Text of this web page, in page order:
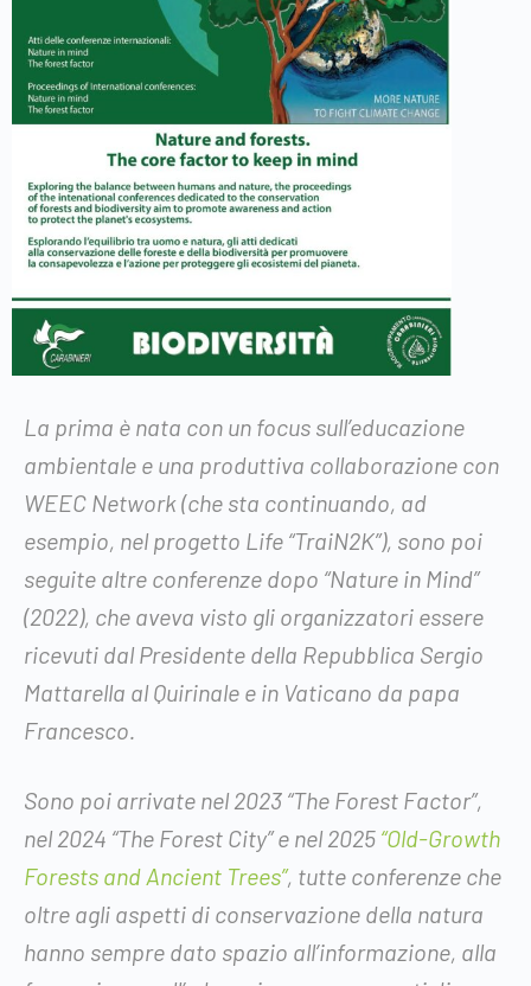
La prima è nata con un focus sull’educazione
ambientale e una produttiva collaborazione con
WEEC Network (che sta continuando, ad
esempio, nel progetto Life “TraiN2K”), sono poi
seguite altre conferenze dopo “Nature in Mind”
(2022), che aveva visto gli organizzatori essere
ricevuti dal Presidente della Repubblica Sergio
Mattarella al Quirinale e in Vaticano da papa
Francesco.
Sono poi arrivate nel 2023 “The Forest Factor”,
nel 2024 “The Forest City” e nel 2025 “Old-Growth
Forests and Ancient Trees”, tutte conferenze che
oltre agli aspetti di conservazione della natura
hanno sempre dato spazio all’informazione, alla